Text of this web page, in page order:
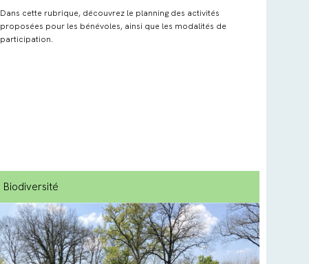
Dans cette rubrique, découvrez le planning des activités
proposées pour les bénévoles, ainsi que les modalités de
participation.
Biodiversité